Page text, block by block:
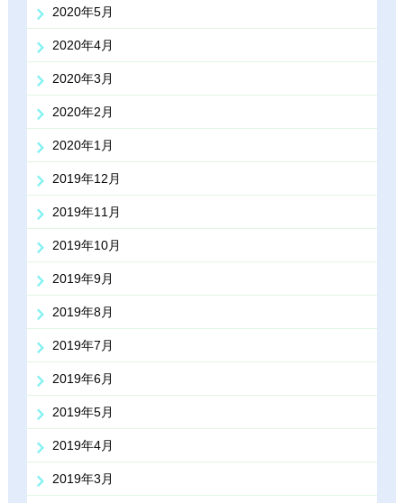
2020年5月
2020年4月
2020年3月
2020年2月
2020年1月
2019年12月
2019年11月
2019年10月
2019年9月
2019年8月
2019年7月
2019年6月
2019年5月
2019年4月
2019年3月